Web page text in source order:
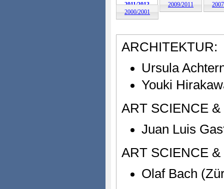
2011/2013 2009/2011
2000/2001
ARCHITEKTUR:
Ursula
Youki
ART SCIENCE
Juan Luis
ART SCIENCE
Olaf Bach